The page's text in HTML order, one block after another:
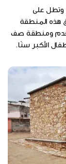
وتطل على
هذه المنطقة
قدم ومنطقة صف
الأكبر سنًا.